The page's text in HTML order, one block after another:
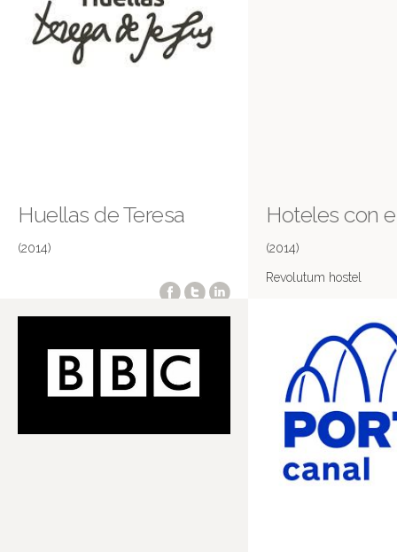
Huellas de Teresa
(2014)
Hoteles con
(2014)
Revolutum hostel